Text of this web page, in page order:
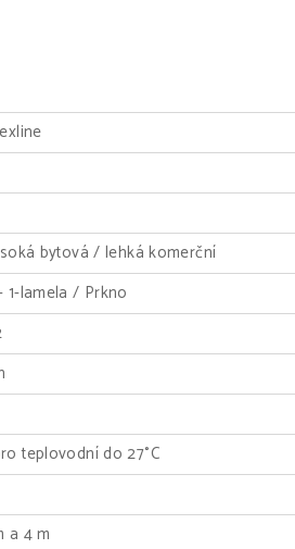
bytová / lehká komerční
1-lamela / Prkno
teplovodní do 27°C
a 4 m